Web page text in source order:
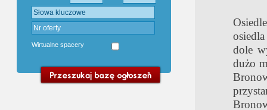
Wirtualne spacery
dole
dużo